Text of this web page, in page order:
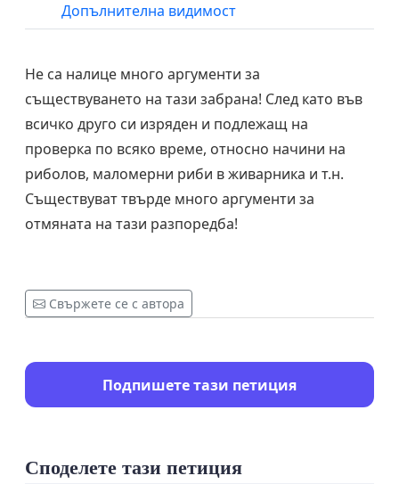
Допълнителна видимост
Не са налице много аргументи за
съществуването на тази забрана! След като във
всичко друго си изряден и подлежащ на
проверка по всяко време, относно начини на
риболов, маломерни риби в живарника и т.н.
Съществуват твърде много аргументи за
отмяната на тази разпоредба!
Свържете се с автора
Подпишете тази петиция
Споделете тази петиция